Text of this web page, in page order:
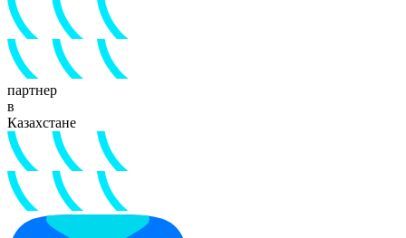
партнер
в
Казахстане